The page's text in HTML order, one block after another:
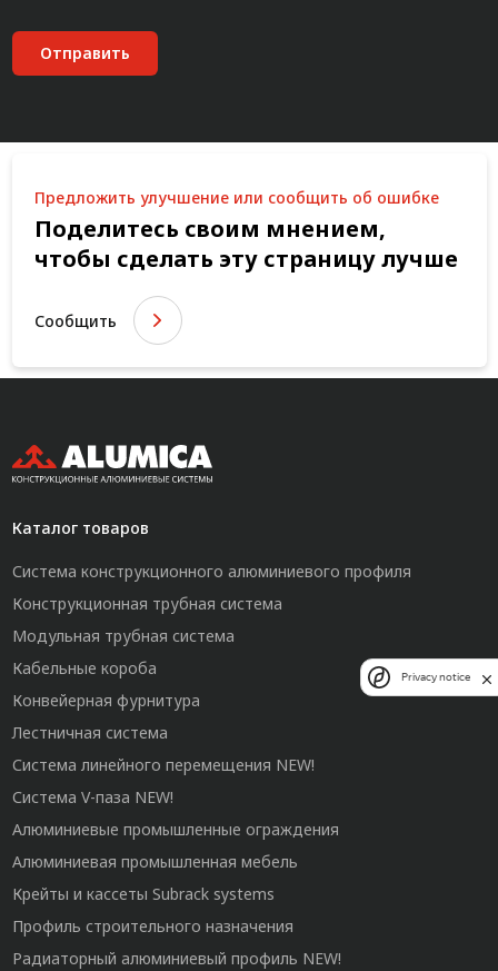
Отправить
Предложить улучшение или сообщить об ошибке
Поделитесь своим мнением,
чтобы сделать эту страницу лучше
Сообщить
Каталог товаров
Система конструкционного алюминиевого профиля
Конструкционная трубная система
Модульная трубная система
Кабельные короба
Конвейерная фурнитура
Лестничная система
Система линейного перемещения NEW!
Система V-паза NEW!
Алюминиевые промышленные ограждения
Алюминиевая промышленная мебель
Крейты и кассеты Subrack systems
Профиль строительного назначения
Радиаторный алюминиевый профиль NEW!
Privacy notice